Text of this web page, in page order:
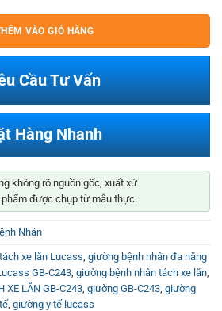
VÀO GIỎ HÀNG
Cầu Tư Vấn
Hàng Nhanh
không rõ nguồn gốc, xuất xứ
được chụp từ mẫu thực.
Nhân
xe lăn Lucass giường bệnh nhân đa năng
GB-C243 giường bệnh nhân tách xe lăn
XE LĂN GB-C243 giường GB-C243 giường
, giường y tế lucass